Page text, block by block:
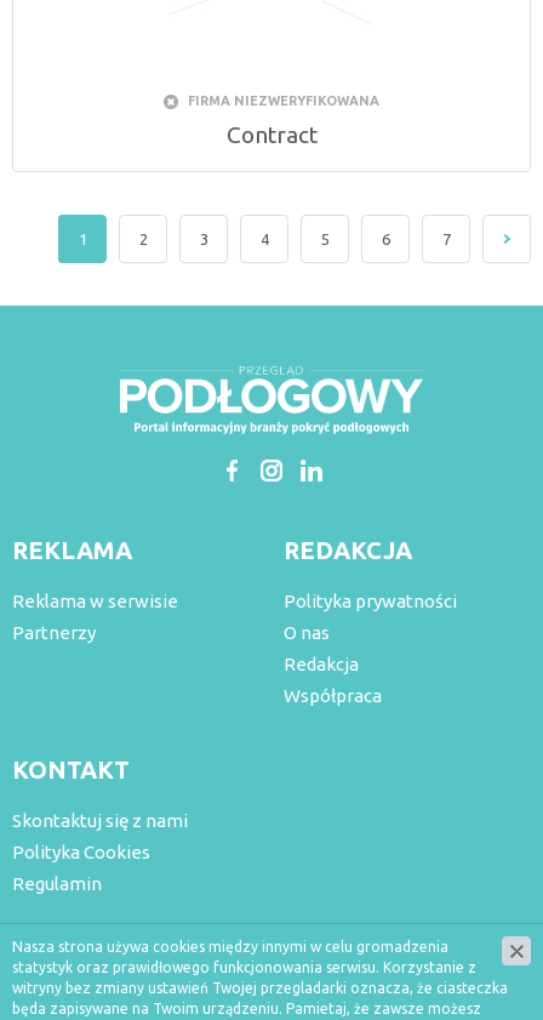
FIRMA NIEZWERYFIKOWANA
Contract
1 2 3 4 5 6 7
REKLAMA
Reklama w serwisie
Partnerzy
REDAKCJA
Polityka prywatności
O nas
Redakcja
Współpraca
KONTAKT
Skontaktuj się z nami
Polityka Cookies
Regulamin
Nasza strona używa cookies między innymi w celu gromadzenia
statystyk oraz prawidłowego funkcjonowania serwisu. Korzystanie z
witryny bez zmiany ustawień Twojej przegladarki oznacza, że ciasteczka
będa zapisywane na Twoim urządzeniu. Pamietaj, że zawsze możesz